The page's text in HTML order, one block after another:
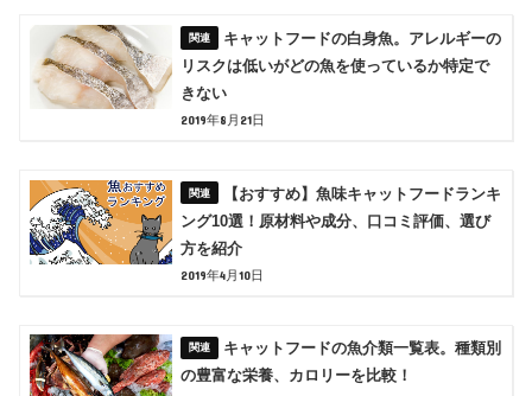
キャットフードの白身魚。アレルギーの
リスクは低いがどの魚を使っているか特定で
きない
2019年8月21日
【おすすめ】魚味キャットフードランキ
ング10選！原材料や成分、口コミ評価、選び
方を紹介
2019年4月10日
キャットフードの魚介類一覧表。種類別
の豊富な栄養、カロリーを比較！